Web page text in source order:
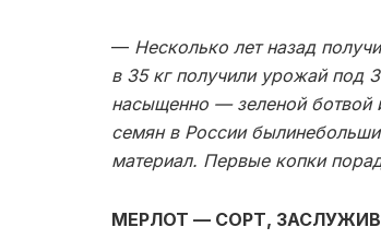
— Несколько лет назад
в 35 кг получили урожай под
насыщенно — зеленой
семян в России
материал. Первые копки
МЕРЛОТ — СОРТ,